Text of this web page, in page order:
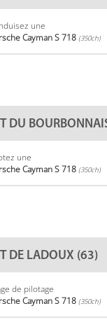
une
Cayman S 718 (350ch)
DU
une
Cayman S 718 (350ch)
DE LADOUX (63)
de pilotage
Cayman S 718 (350ch)